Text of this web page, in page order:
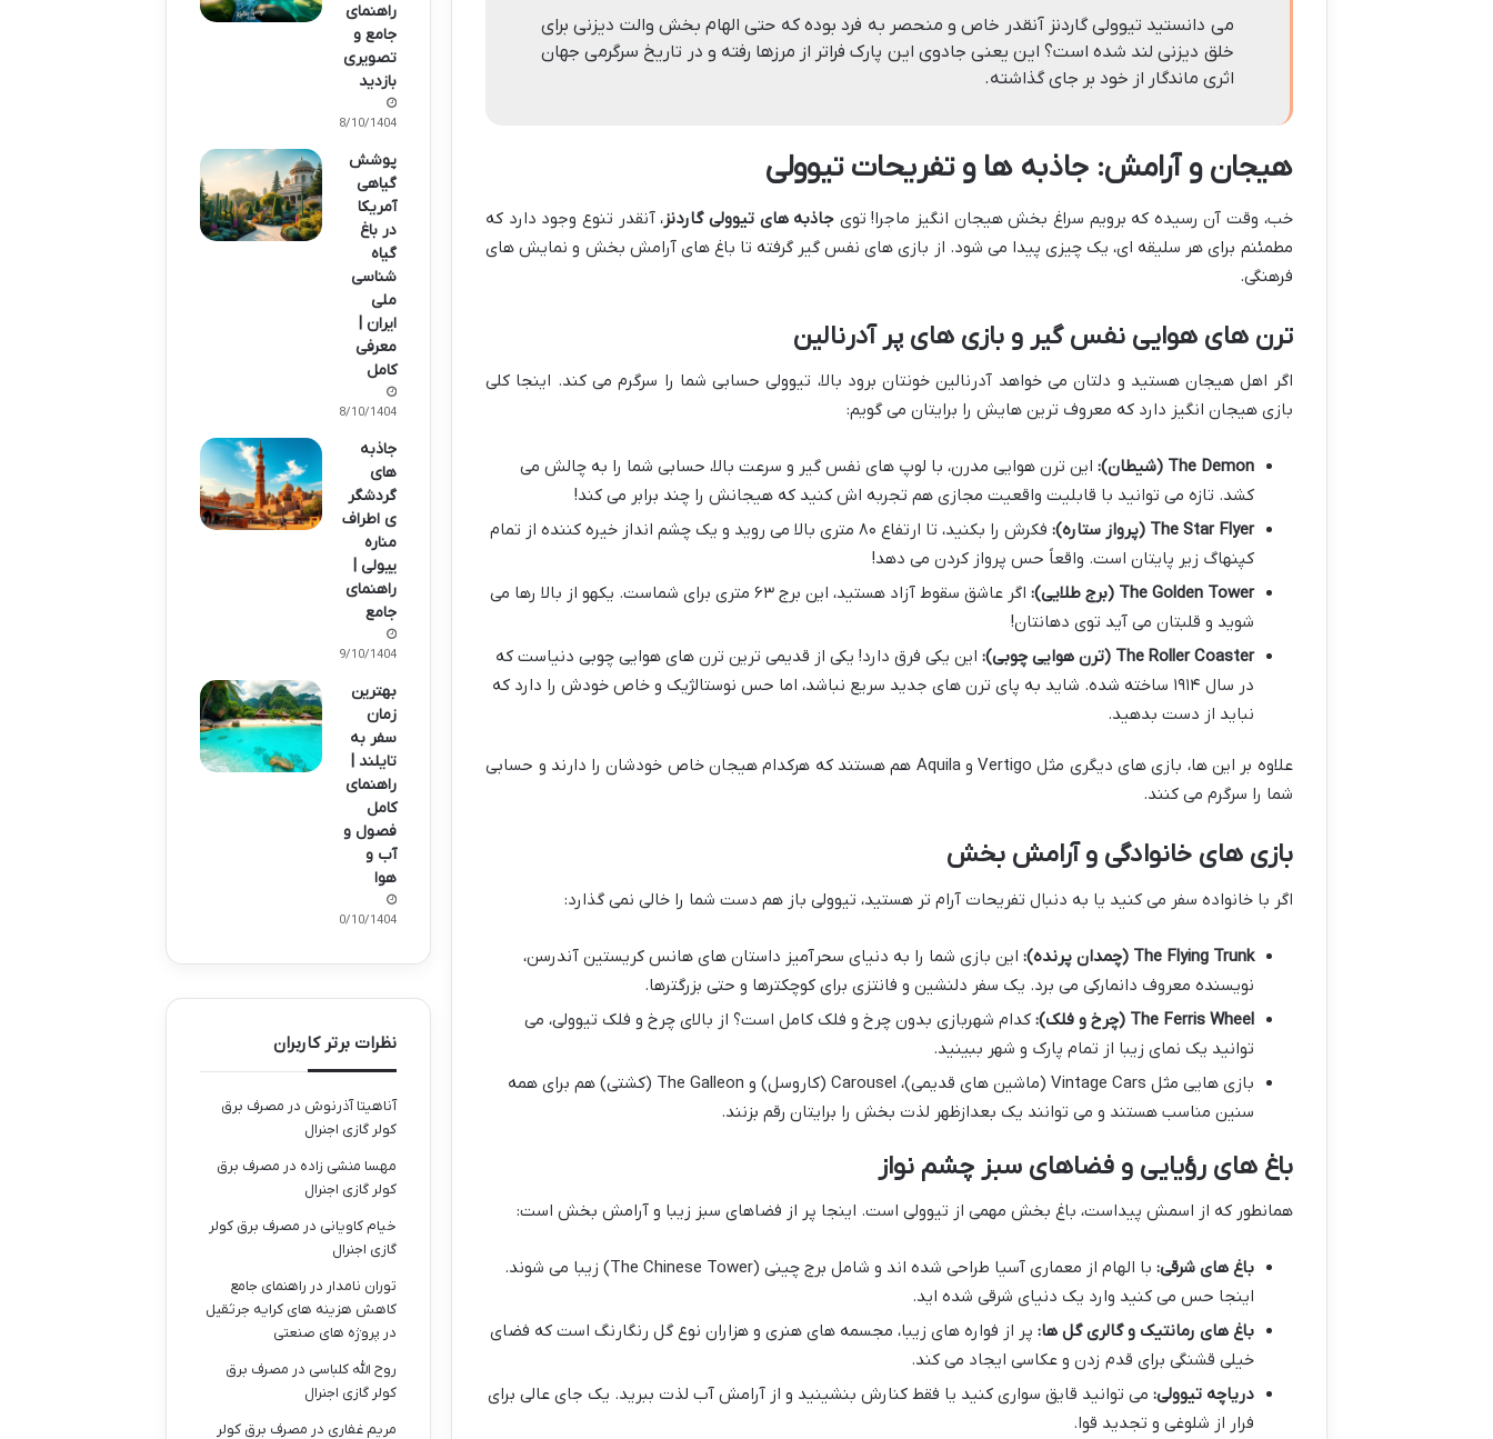
می دانستید تیوولی گاردنز آنقدر خاص و منحصر به فرد بوده که حتی الهام بخش والت دیزنی برای
خلق دیزنی لند شده است؟ این یعنی جادوی این پارک فراتر از مرزها رفته و در تاریخ سرگرمی جهان
اثری ماندگار از خود بر جای گذاشته.
هیجان و آرامش: جاذبه ها و تفریحات تیوولی
خب، وقت آن رسیده که برویم سراغ بخش هیجان انگیز ماجرا! توی جاذبه های تیوولی گاردنز، آنقدر تنوع وجود دارد که
مطمئنم برای هر سلیقه ای، یک چیزی پیدا می شود. از بازی های نفس گیر گرفته تا باغ های آرامش بخش و نمایش های
فرهنگی.
ترن های هوایی نفس گیر و بازی های پر آدرنالین
اگر اهل هیجان هستید و دلتان می خواهد آدرنالین خونتان برود بالا، تیوولی حسابی شما را سرگرم می کند. اینجا کلی
بازی هیجان انگیز دارد که معروف ترین هایش را برایتان می گویم:
The Demon (شیطان):
این ترن هوایی مدرن، با لوپ های نفس گیر و سرعت بالا، حسابی شما را به چالش می
کشد. تازه می توانید با قابلیت واقعیت مجازی هم تجربه اش کنید که هیجانش را چند برابر می کند!
The Star Flyer (پرواز ستاره):
فکرش را بکنید، تا ارتفاع ۸۰ متری بالا می روید و یک چشم انداز خیره کننده از تمام
کپنهاگ زیر پایتان است. واقعاً حس پرواز کردن می دهد!
The Golden Tower (برج طلایی):
اگر عاشق سقوط آزاد هستید، این برج ۶۳ متری برای شماست. یکهو از بالا رها می
شوید و قلبتان می آید توی دهانتان!
The Roller Coaster (ترن هوایی چوبی):
این یکی فرق دارد! یکی از قدیمی ترین ترن های هوایی چوبی دنیاست که
در سال ۱۹۱۴ ساخته شده. شاید به پای ترن های جدید سریع نباشد، اما حس نوستالژیک و خاص خودش را دارد که
نباید از دست بدهید.
علاوه بر این ها، بازی های دیگری مثل Vertigo و Aquila هم هستند که هرکدام هیجان خاص خودشان را دارند و حسابی
شما را سرگرم می کنند.
بازی های خانوادگی و آرامش بخش
اگر با خانواده سفر می کنید یا به دنبال تفریحات آرام تر هستید، تیوولی باز هم دست شما را خالی نمی گذارد:
The Flying Trunk (چمدان پرنده):
این بازی شما را به دنیای سحرآمیز داستان های هانس کریستین آندرسن،
نویسنده معروف دانمارکی می برد. یک سفر دلنشین و فانتزی برای کوچکترها و حتی بزرگترها.
The Ferris Wheel (چرخ و فلک):
کدام شهربازی بدون چرخ و فلک کامل است؟ از بالای چرخ و فلک تیوولی، می
توانید یک نمای زیبا از تمام پارک و شهر ببینید.
بازی هایی مثل Vintage Cars (ماشین های قدیمی)، Carousel (کاروسل) و The Galleon (کشتی) هم برای همه
سنین مناسب هستند و می توانند یک بعدازظهر لذت بخش را برایتان رقم بزنند.
باغ های رؤیایی و فضاهای سبز چشم نواز
همانطور که از اسمش پیداست، باغ بخش مهمی از تیوولی است. اینجا پر از فضاهای سبز زیبا و آرامش بخش است:
باغ های شرقی:
با الهام از معماری آسیا طراحی شده اند و شامل برج چینی (The Chinese Tower) زیبا می شوند.
اینجا حس می کنید وارد یک دنیای شرقی شده اید.
باغ های رمانتیک و گالری گل ها: پر از فواره های زیبا، مجسمه های هنری و هزاران نوع گل رنگارنگ است که فضای
خیلی قشنگی برای قدم زدن و عکاسی ایجاد می کند.
دریاچه تیوولی: می توانید قایق سواری کنید یا فقط کنارش بنشینید و از آرامش آب لذت ببرید. یک جای عالی برای
فرار از شلوغی و تجدید قوا.
راهنمای
جامع و
تصویری
بازدید
08/10/1404
پوشش
گیاهی
آمریکا
در باغ
گیاه
شناسی
ملی
ایران |
معرفی
کامل
08/10/1404
جاذبه
های
گردشگر
ی اطراف
مناره
ییولی |
راهنمای
جامع
09/10/1404
بهترین
زمان
سفر به
تایلند |
راهنمای
کامل
فصول و
آب و
هوا
10/10/1404
نظرات برتر کاربران
آناهیتا آذرنوش در مصرف برق
کولر گازی اجنرال
مهسا منشی زاده در مصرف برق
کولر گازی اجنرال
خیام کاویانی در مصرف برق کولر
گازی اجنرال
توران نامدار در راهنمای جامع
کاهش هزینه های کرایه جرثقیل
در پروژه های صنعتی
روح الله کلباسی در مصرف برق
کولر گازی اجنرال
مریم غفاری در مصرف برق کولر